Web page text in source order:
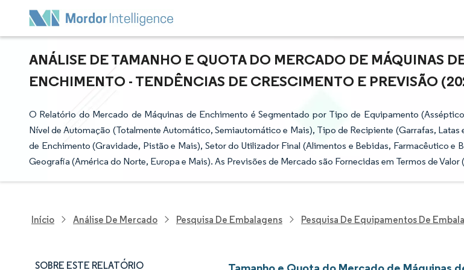
ANÁLISE DE TAMANHO E QUOTA DO MERCADO DE MÁQUINAS
ENCHIMENTO - TENDÊNCIAS DE CRESCIMENTO E PREVISÃO
O Relatório do Mercado de Máquinas de Enchimento é Segmentado por Tipo de Equipamento
Nível de Automação (Totalmente Automático, Semiautomático e Mais), Tipo de Recipiente (Garrafas, Latas
de Enchimento (Gravidade, Pistão e Mais), Setor do Utilizador Final (Alimentos e Bebidas, Farmacêutico e
Geografia (América do Norte, Europa e Mais). As Previsões de Mercado são Fornecidas em Termos de Valor
Início Análise De Mercado Pesquisa De Embalagens Pesquisa De Equipamentos De
SOBRE ESTE RELATÓRIO